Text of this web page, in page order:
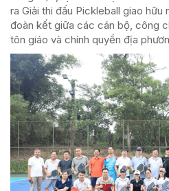
ra Giải thi đấu Pickleball giao hữu
đoàn kết giữa các cán bộ, công
tôn giáo và chính quyền địa